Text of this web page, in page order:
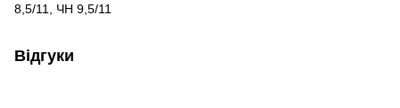
8,5/11, ЧН 9,5/11
Відгуки